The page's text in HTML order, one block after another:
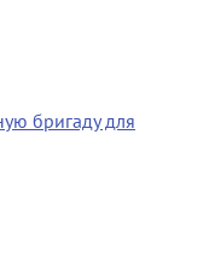
бригаду для